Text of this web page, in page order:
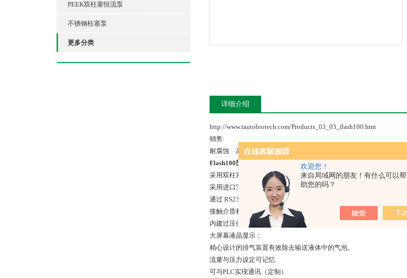
欢迎您！
来自局域网的朋友！有什么可以帮
助您的吗？
PEEK双柱塞恒流泵
不锈钢柱塞泵
更多分类
详细介绍
http://www.tautobiotech.com/Products_03_03_flash100.htm
销售:
耐腐蚀 高精度 低脉冲
Flash100型快速柱塞泵新
的主要特点
采用双柱塞结构，压力脉动小，宝石球寿命长；
采用进口宝石柱塞和宝石球，确保流量精确；
通过 RS232 接口与电脑通讯，可直接由电脑进行控制 ；
接触介质材料耐有机溶剂腐蚀；
内建过压保护和流量校正系统 ；
大屏幕液晶显示；
精心设计的排气装置有效除去输送液体中的气泡。
流量与压力设定可记忆
可与PLC实现通讯（定制）